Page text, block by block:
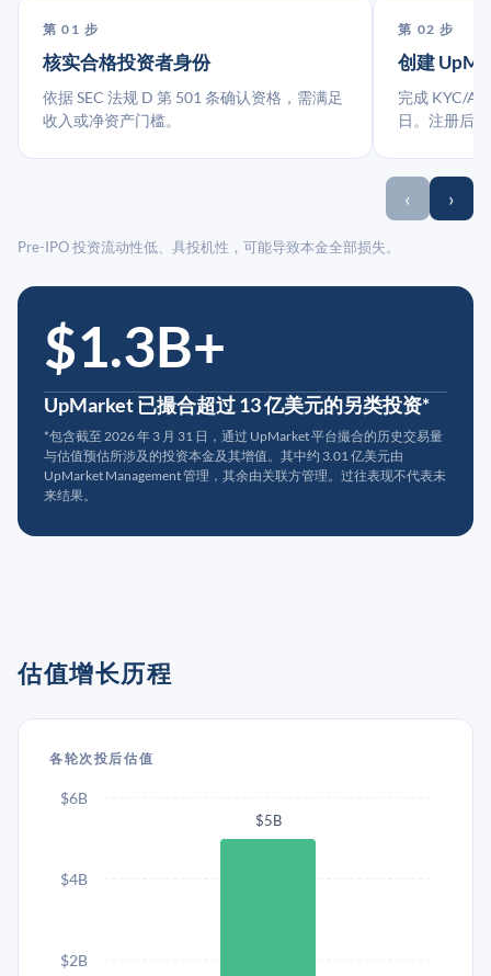
第 01 步
核实合格投资者身份
依据 SEC 法规 D 第 501 条确认资格，需满足
收入或净资产门槛。
第 02 步
创建
完成 KYC/
日。注册后
‹ ›
Pre-IPO 投资流动性低、具投机性，可能导致本金全部损失。
$1.3B+
UpMarket 已撮合超过 13 亿美元的另类投资*
*包含截至 2026 年 3 月 31 日，通过 UpMarket 平台撮合的历史交易量
与估值预估所涉及的投资本金及其增值。其中约 3.01 亿美元由
UpMarket Management 管理，其余由关联方管理。过往表现不代表未
来结果。
估值增长历程
各轮次投后估值
$5B
$2B
$4B
$6B